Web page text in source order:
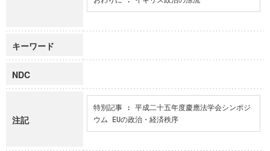
キーワード
NDC
注記
特別記事 : 平成二十五年度慶應法学会シンポジ
ウム EUの政治・経済秩序